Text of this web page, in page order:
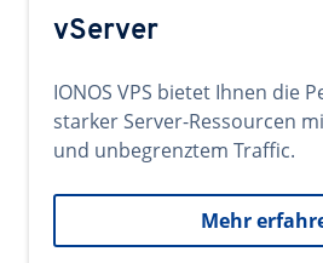
vServer
IONOS VPS bietet Ihnen die
starker Server-Ressourcen
und unbegrenztem Traffic.
Mehr